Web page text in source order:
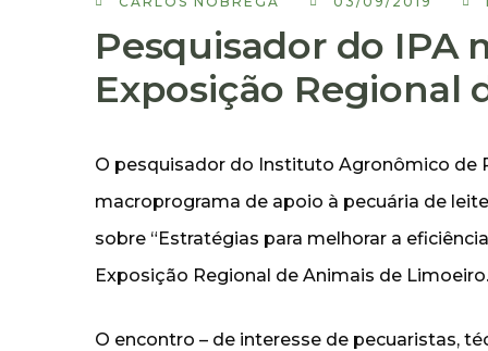
Pesquisador do IPA
Exposição Regional
O pesquisador do Instituto Agronômico de
macroprograma de apoio à pecuária de
sobre “Estratégias para melhorar a
Exposição Regional de Animais de Limoeiro.
O encontro – de interesse de pecuaristas,